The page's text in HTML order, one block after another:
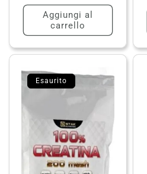
Aggiungi al
carrello
Esaurito